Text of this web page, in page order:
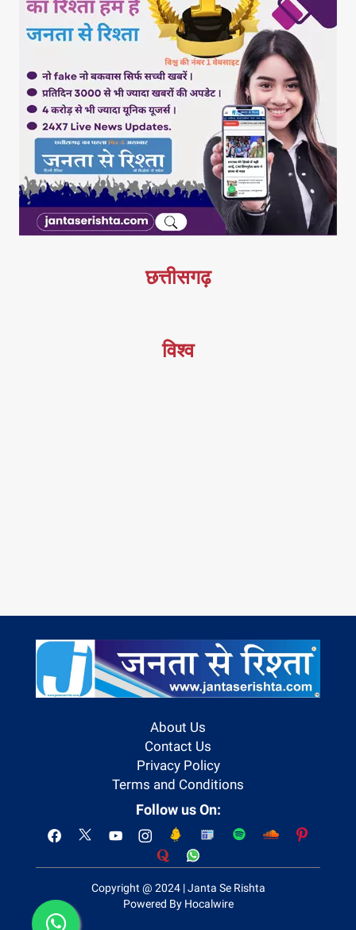
छत्तीसगढ़
विश्व
About Us
Contact Us
Privacy Policy
Terms and Conditions
Follow us On:
Copyright @ 2024 | Janta Se Rishta
Powered By Hocalwire